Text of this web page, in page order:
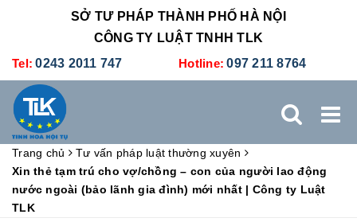
SỞ TƯ PHÁP THÀNH PHỐ HÀ NỘI
CÔNG TY LUẬT TNHH TLK
Tel: 0243 2011 747 Hotline: 097 211 8764
DỊCH VỤ KẾ TOÁN - THUẾ
Trang chủ
Tư vấn pháp luật thường xuyên
Xin thẻ tạm trú cho vợ/chồng – con của người lao động
nước ngoài (bảo lãnh gia đình) mới nhất | Công ty Luật
TLK